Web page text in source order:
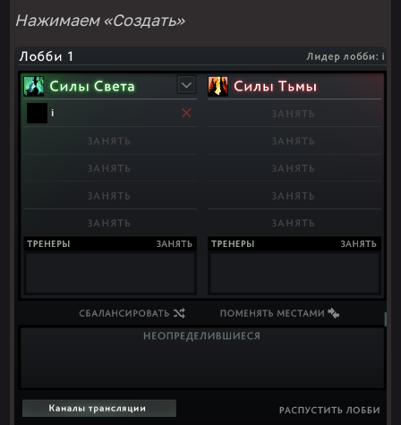
Нажимаем «Создать»